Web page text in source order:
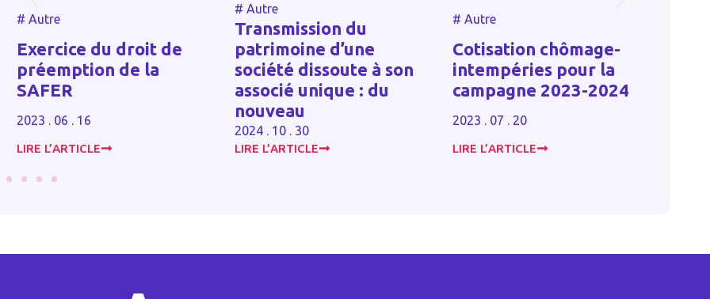
# Autre
Exercice du droit de
préemption de la
SAFER
2023 . 06 . 16
LIRE L’ARTICLE
# Autre
Transmission du
patrimoine d’une
société dissoute à son
associé unique : du
nouveau
2024 . 10 . 30
LIRE L’ARTICLE
# Autre
Cotisation chômage-
intempéries pour la
campagne 2023-2024
2023 . 07 . 20
LIRE L’ARTICLE